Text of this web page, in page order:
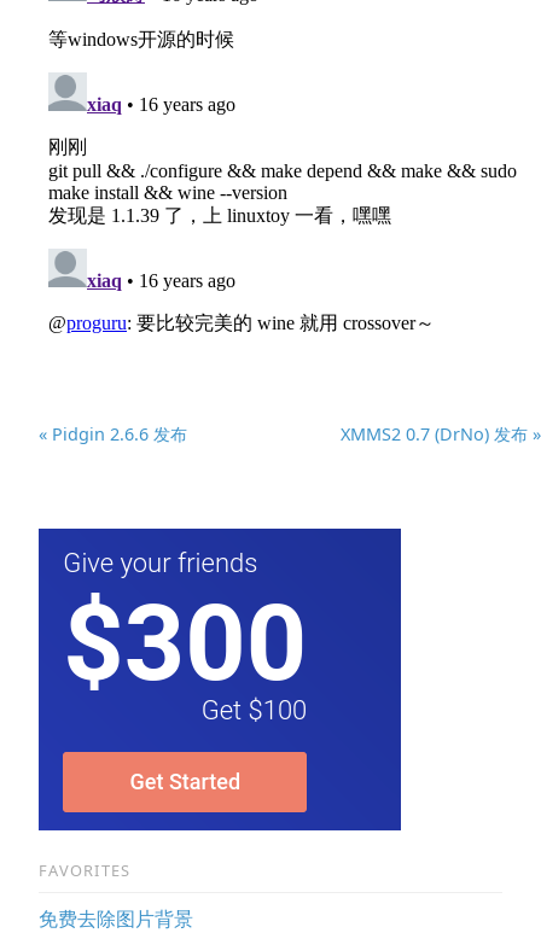
« Pidgin 2.6.6 发布 XMMS2 0.7 (DrNo) 发布 »
FAVORITES
免费去除图片背景